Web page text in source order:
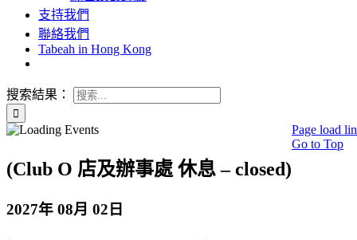
支持我們
聯絡我們
Tabeah in Hong Kong
搜索結果：
(Club O 店及辦事處 休息 – closed)
2027年 08月 02日
Page load
Go to Top